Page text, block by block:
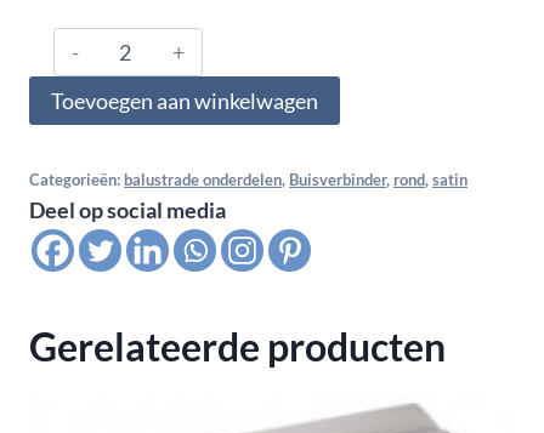
304.426.0207,
Buisverbinder
hoekfitting
R=51,2
90°
42,4x2,6,
aantal
Toevoegen aan winkelwagen
Categorieën: balustrade onderdelen, Buisverbinder, rond, satin
Deel op social media
Gerelateerde producten